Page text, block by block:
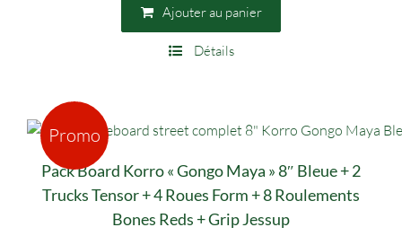
initial
était :
63,00 €.
actuel
est :
Ajouter au panier
Détails
Promo
Pack Board Korro « Gongo Maya » 8″ Bleue + 2
Trucks Tensor + 4 Roues Form + 8 Roulements
Bones Reds + Grip Jessup